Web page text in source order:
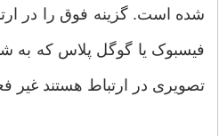
شده است. گزینه فوق را در
فیسبوک یا گوگل پلاس که به
تصویری در ارتباط هستند غیر